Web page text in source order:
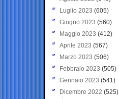
Luglio 2023 (605)
Giugno 2023 (560)
Maggio 2023 (412)
Aprile 2023 (567)
Marzo 2023 (506)
Febbraio 2023 (505)
Gennaio 2023 (541)
Dicembre 2022 (525)